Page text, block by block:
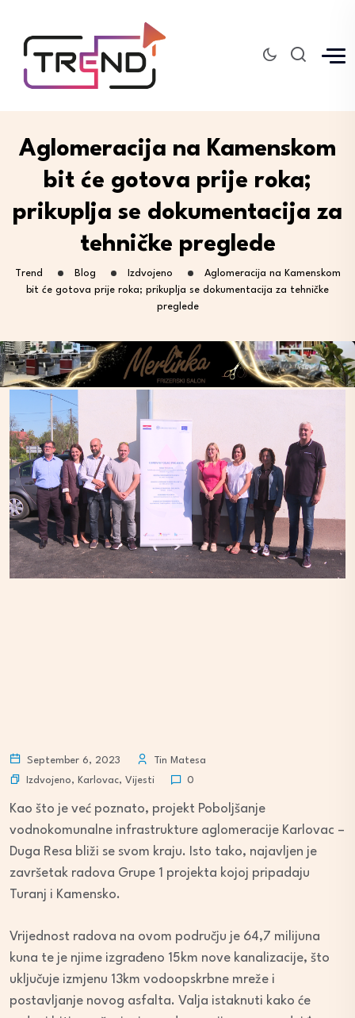
Aglomeracija na Kamenskom
bit će gotova prije roka;
prikuplja se dokumentacija za
tehničke preglede
Trend Blog Izdvojeno
Aglomeracija na Kamenskom
bit će gotova prije roka; prikuplja se dokumentacija za tehničke
preglede
September 6, 2023
Tin Matesa
Izdvojeno, Karlovac, Vijesti 0
Kao što je već poznato, projekt Poboljšanje
vodnokomunalne infrastrukture aglomeracije Karlovac –
Duga Resa bliži se svom kraju. Isto tako, najavljen je
završetak radova Grupe 1 projekta kojoj pripadaju
Turanj i Kamensko.
Vrijednost radova na ovom području je 64,7 milijuna
kuna te je njime izgrađeno 15km nove kanalizacije, što
uključuje izmjenu 13km vodoopskrbne mreže i
postavljanje novog asfalta. Valja istaknuti kako će